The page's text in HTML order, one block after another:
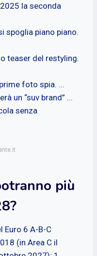
la seconda
spoglia piano piano.
teaser del restyling.
foto spia. ...
un “suv brand” ...
senza
più
Euro 6 A-B-C
(in Area C il